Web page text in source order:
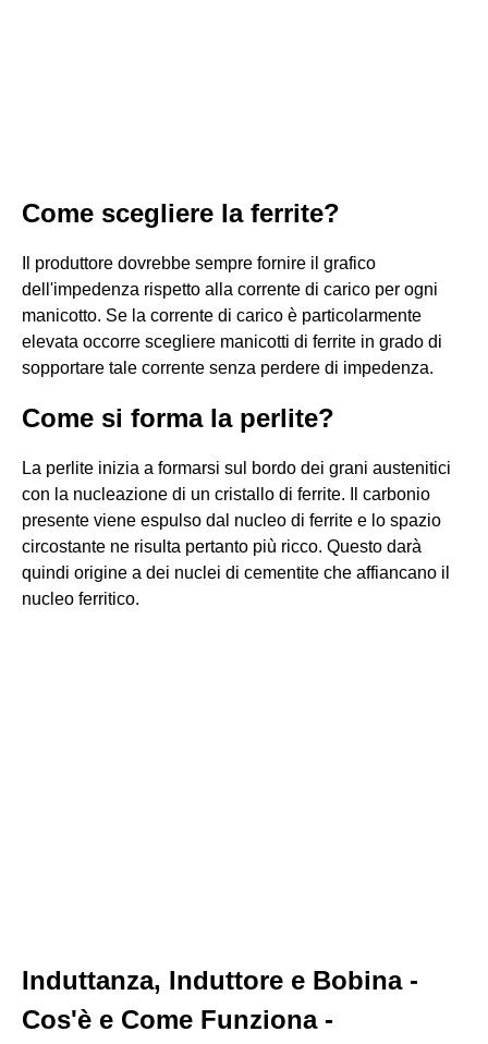
Come scegliere la ferrite?
Il produttore dovrebbe sempre fornire il grafico
dell'impedenza rispetto alla corrente di carico per ogni
manicotto. Se la corrente di carico è particolarmente
elevata occorre scegliere manicotti di ferrite in grado di
sopportare tale corrente senza perdere di impedenza.
Come si forma la perlite?
La perlite inizia a formarsi sul bordo dei grani austenitici
con la nucleazione di un cristallo di ferrite. Il carbonio
presente viene espulso dal nucleo di ferrite e lo spazio
circostante ne risulta pertanto più ricco. Questo darà
quindi origine a dei nuclei di cementite che affiancano il
nucleo ferritico.
Induttanza, Induttore e Bobina -
Cos'è e Come Funziona -